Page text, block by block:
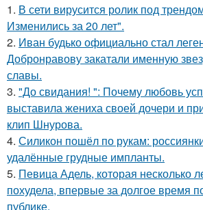
1. В сети вирусится ролик под
Изменились за 20 лет".
2. Иван будько официально стал
Добронравову закатали именную
славы.
3. "До свидания! ": Почему любовь
выставила жениха своей дочери и
клип Шнурова.
4. Силикон пошёл по рукам:
удалённые грудные импланты.
5. Певица Адель, которая несколько
похудела, впервые за долгое время
публике.